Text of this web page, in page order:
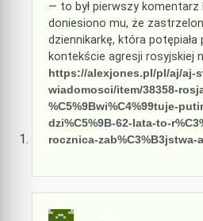
— to był pierwszy
doniesiono mu, że
dziennikarkę, która
kontekście agresji rosyjskiej
https://alexjones.pl/pl/aj/aj-
wiadomosci/item/38358-
%C5%9Bwi%C4%99tuje-
dzi%C5%9B-62-lata-to-
rocznica-